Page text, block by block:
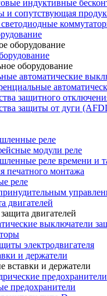
индуктивные
и сопутствующая
оборудование
оборудование
автоматические
защитного
защиты от дуги
реле
модули реле
реле времени и
печатного монтажа
реле
двигателей
двигателей
выключатели
электродвигателя
и держатели
вставки и держатели
предохранители
предохранители